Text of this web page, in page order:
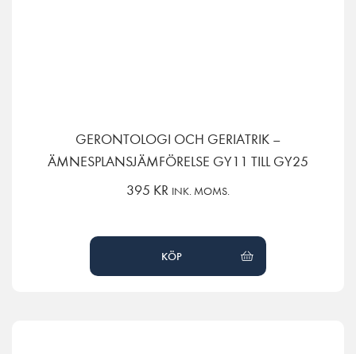
GERONTOLOGI OCH GERIATRIK –
ÄMNESPLANSJÄMFÖRELSE GY11 TILL GY25
395 KR INK. MOMS.
KÖP